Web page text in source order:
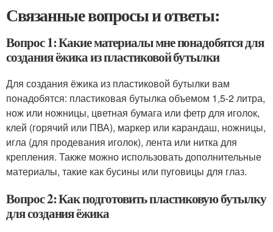
Связанные вопросы и ответы:
Вопрос 1: Какие материалы мне понадобятся для
создания ёжика из пластиковой бутылки
Для создания ёжика из пластиковой бутылки вам
понадобятся: пластиковая бутылка объемом 1,5-2 литра,
нож или ножницы, цветная бумага или фетр для иголок,
клей (горячий или ПВА), маркер или карандаш, ножницы,
игла (для продевания иголок), лента или нитка для
крепления. Также можно использовать дополнительные
материалы, такие как бусины или пуговицы для глаз.
Вопрос 2: Как подготовить пластиковую бутылку
для создания ёжика